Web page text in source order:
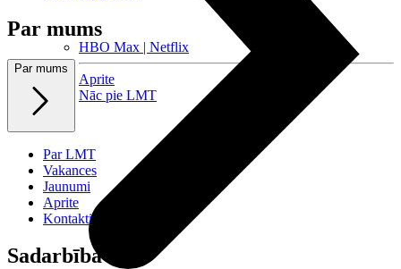
HBO Max | Netflix
Aprite
Nāc pie LMT
Par mums
Par mums
Par LMT
Vakances
Jaunumi
Aprite
Kontakti
Sadarbība